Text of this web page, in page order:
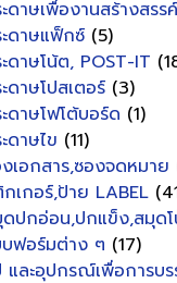
ดาษเพื่องานสร้างสรรค์
ดาษแฟ็กซ์ (5)
ดาษโน้ต, POST-IT
ดาษโปสเตอร์ (3)
ดาษโฟโต้บอร์ด (1)
ดาษไข (11)
เอกสาร,ซองจดหมาย
เกอร์,ป้าย LABEL
ปกอ่อน,ปกแข็ง,สมุด
ฟอร์มต่าง ๆ (17)
และอุปกรณ์เพื่อการบร